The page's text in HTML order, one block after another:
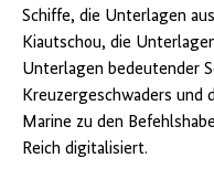
Schiffe, die Unterlagen
Kiautschou, die
Unterlagen bedeutender
Kreuzergeschwaders und
Marine zu den
Reich digitalisiert.